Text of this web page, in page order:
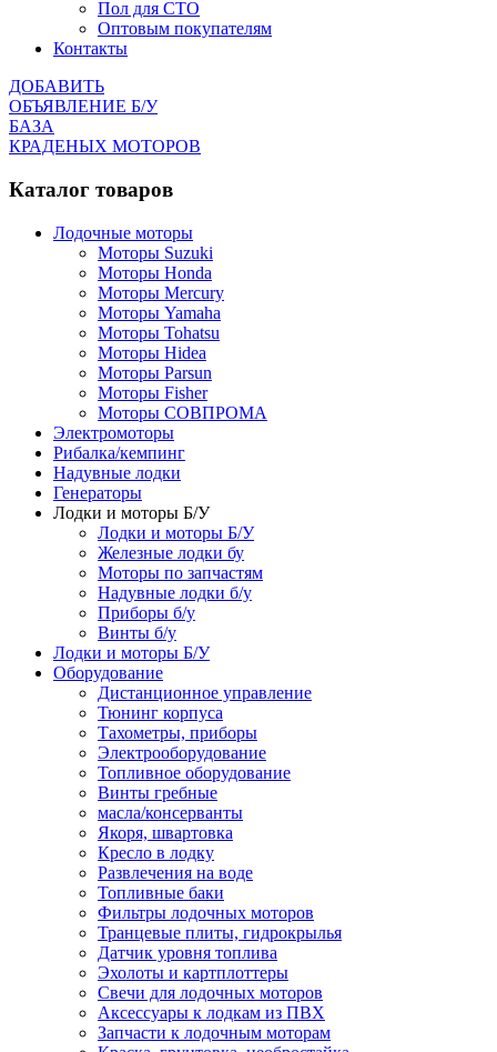
Пол для СТО
Оптовым покупателям
Контакты
ДОБАВИТЬ
ОБЪЯВЛЕНИЕ Б/У
БАЗА
КРАДЕНЫХ МОТОРОВ
Каталог товаров
Лодочные моторы
Моторы Suzuki
Моторы Honda
Моторы Mercury
Моторы Yamaha
Моторы Tohatsu
Моторы Hidea
Моторы Parsun
Моторы Fisher
Моторы СОВПРОМА
Электромоторы
Рибалка/кемпинг
Надувные лодки
Генераторы
Лодки и моторы Б/У
Лодки и моторы Б/У
Железные лодки бу
Моторы по запчастям
Надувные лодки б/у
Приборы б/у
Винты б/у
Лодки и моторы Б/У
Оборудование
Дистанционное управление
Тюнинг корпуса
Тахометры, приборы
Электрооборудование
Топливное оборудование
Винты гребные
масла/консерванты
Якоря, швартовка
Кресло в лодку
Развлечения на воде
Топливные баки
Фильтры лодочных моторов
Транцевые плиты, гидрокрылья
Датчик уровня топлива
Эхолоты и картплоттеры
Cвечи для лодочных моторов
Аксессуары к лодкам из ПВХ
Запчасти к лодочным моторам